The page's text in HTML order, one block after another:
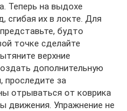
Теперь на выдохе
сгибая их в локте. Для
будто
точке сделайте
верхние
дополнительную
проследите за
отрываться от коврика
движения. Упражнение не